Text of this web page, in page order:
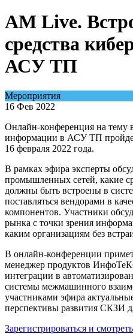
AM Live.
средства
АСУ ТП
Мероприятия
16 Фев 2022
Онлайн-конференция на тему
информации в АСУ ТП
16 февраля 2022 года.
В рамках эфира эксперты
промышленных сетей, какие
должны быть встроены в
поставляться вендорами в
компонентов. Участники
рынка с точки зрения
каким организациям без
В онлайн-конференции
менеджер продуктов
интеграции в
системы межмашинного
участниками эфира
перспективы развития СКЗИ
Зарегистрироваться и